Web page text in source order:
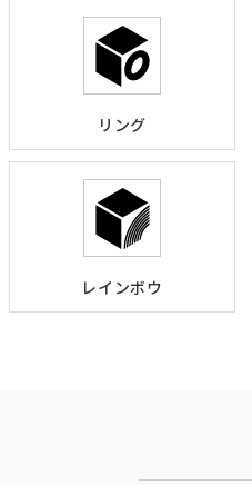
リング
レインボウ